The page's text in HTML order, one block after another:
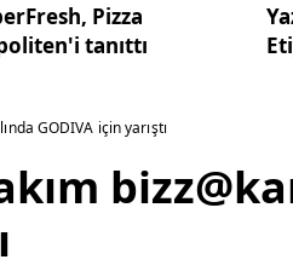
Pizza
tanıttı
GODIVA için yarıştı